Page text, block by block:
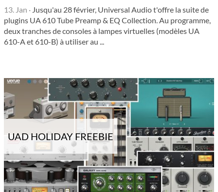
13. Jan · Jusqu'au 28 février, Universal Audio t'offre la suite de
plugins UA 610 Tube Preamp & EQ Collection. Au programme,
deux tranches de consoles à lampes virtuelles (modèles UA
610-A et 610-B) à utiliser au ...
UAD HOLIDAY FREEBIE